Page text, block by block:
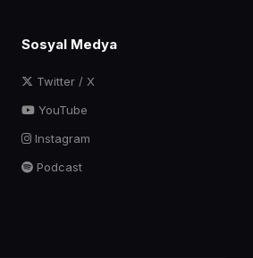
Sosyal Medya
Twitter / X
YouTube
Instagram
Podcast